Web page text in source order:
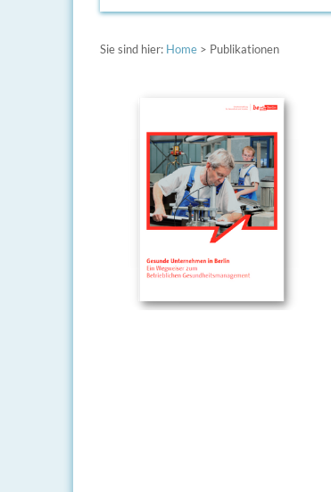
Sie sind hier: Home > Publikationen